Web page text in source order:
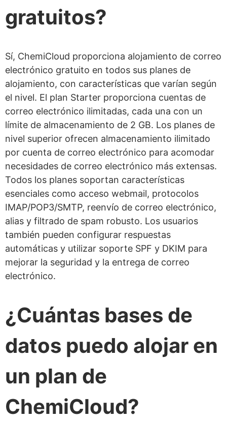
gratuitos?
Sí, ChemiCloud proporciona alojamiento de correo
electrónico gratuito en todos sus planes de
alojamiento, con características que varían según
el nivel. El plan Starter proporciona cuentas de
correo electrónico ilimitadas, cada una con un
límite de almacenamiento de 2 GB. Los planes de
nivel superior ofrecen almacenamiento ilimitado
por cuenta de correo electrónico para acomodar
necesidades de correo electrónico más extensas.
Todos los planes soportan características
esenciales como acceso webmail, protocolos
IMAP/POP3/SMTP, reenvío de correo electrónico,
alias y filtrado de spam robusto. Los usuarios
también pueden configurar respuestas
automáticas y utilizar soporte SPF y DKIM para
mejorar la seguridad y la entrega de correo
electrónico.
¿Cuántas bases de
datos puedo alojar en
un plan de
ChemiCloud?